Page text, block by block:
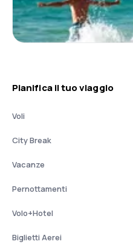
Pianifica il tuo viaggio
Voli
City Break
Vacanze
Pernottamenti
Volo+Hotel
Biglietti Aerei